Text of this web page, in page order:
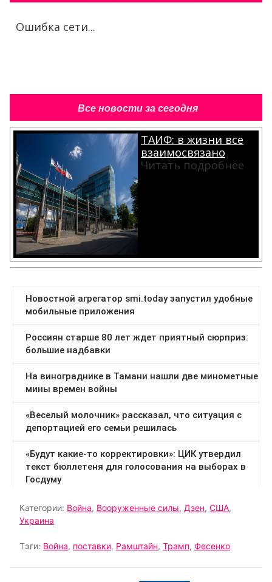
Ошибка сети...
Все новости за сегодня
ТАИФ: в жизни все
взаимосвязано
Читать подробнее
Категории: Война, Вооруженные силы, Дзен, США,
Украина
Тэги: Война, поставки, Рамштайн, Трамп, Фесенко